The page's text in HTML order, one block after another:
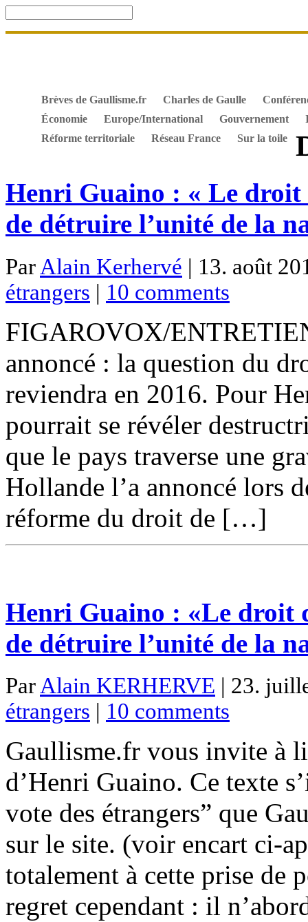
Brèves de Gaullisme.fr
Charles de Gaulle
Économie
Europe/International Gouvernement
Réforme territoriale
Réseau France Sur la toile
Henri Guaino : « Le droit
de détruire l’unité de la
Par Alain Kerhervé | 13. août
étrangers | 10 comments
FIGAROVOX/
annoncé : la question du
reviendra en 2016. Pour
pourrait se révéler
que le pays traverse une
Hollande l’a annoncé lors
réforme du droit de […]
Henri Guaino : «Le droit
de détruire l’unité de la
Par Alain KERHERVE | 23.
étrangers | 10 comments
Gaullisme.fr vous invite à
d’Henri Guaino. Ce texte
vote des étrangers” que
sur le site. (voir encart ci-
totalement à cette prise de
regret cependant : il